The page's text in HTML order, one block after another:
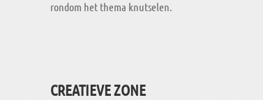
rondom het thema knutselen.
CREATIEVE ZONE